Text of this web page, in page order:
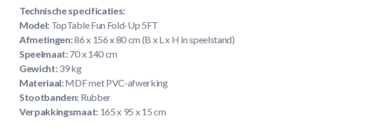
Technische specificaties:
Model: TopTable Fun Fold-Up 5FT
Afmetingen:86 x 156 x 80 cm (B x L x H in speelstand)
Speelmaat:70 x 140 cm
Gewicht:39 kg
Materiaal:MDF met PVC-afwerking
Stootbanden: Rubber
Verpakkingsmaat:165 x 95 x 15 cm